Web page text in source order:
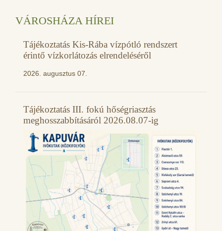
VÁROSHÁZA HÍREI
Tájékoztatás Kis-Rába vízpótló rendszert
érintő vízkorlátozás elrendeléséről
2026. augusztus 07.
Tájékoztatás III. fokú hőségriasztás
meghosszabbításáról 2026.08.07-ig